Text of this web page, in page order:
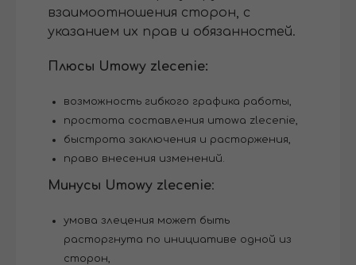
взаимоотношения сторон, с
указанием их прав и обязанностей.
Плюсы Umowу zlecenie:
возможность гибкого графика работы,
простота составления umowa zlecenie,
быстрота заключения и расторжения,
право внесения изменений.
Минусы Umowу zlecenie:
умова злецения может быть
расторгнута по инициативе одной из
сторон,